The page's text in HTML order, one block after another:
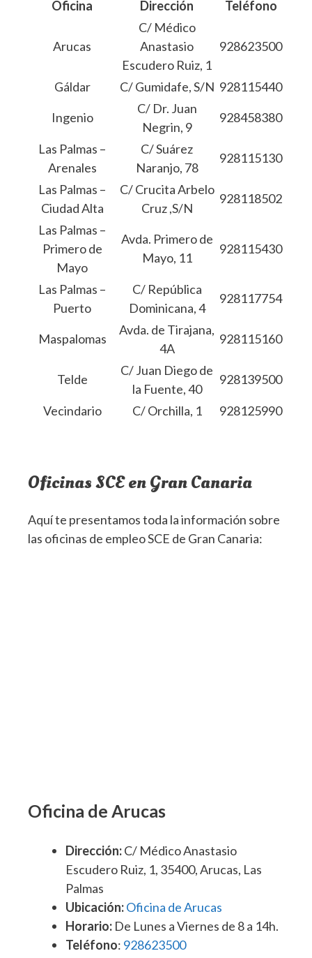
Oficina Dirección Teléfono
Arucas
C/ Médico
Anastasio
Escudero Ruiz, 1
928623500
Gáldar C/ Gumidafe, S/N 928115440
Ingenio
C/ Dr. Juan
Negrin, 9
928458380
Las Palmas –
Arenales
C/ Suárez
Naranjo, 78
928115130
Las Palmas –
Ciudad Alta
C/ Crucita Arbelo
Cruz ,S/N
928118502
Las Palmas –
Primero de
Mayo
Avda. Primero de
Mayo, 11
928115430
Las Palmas –
Puerto
C/ República
Dominicana, 4
928117754
Maspalomas
Avda. de Tirajana,
4A
928115160
Telde
C/ Juan Diego de
la Fuente, 40
928139500
Vecindario C/ Orchilla, 1 928125990
Oficinas SCE en Gran Canaria
Aquí te presentamos toda la información sobre
las oficinas de empleo SCE de Gran Canaria:
Oficina de Arucas
Dirección:C/ Médico Anastasio
Escudero Ruiz, 1, 35400, Arucas, Las
Palmas
Ubicación:Oficina de Arucas
Horario: De Lunes a Viernes de 8 a 14h.
Teléfono: 928623500